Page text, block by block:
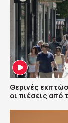
Θερινές
οι πιέσεις από